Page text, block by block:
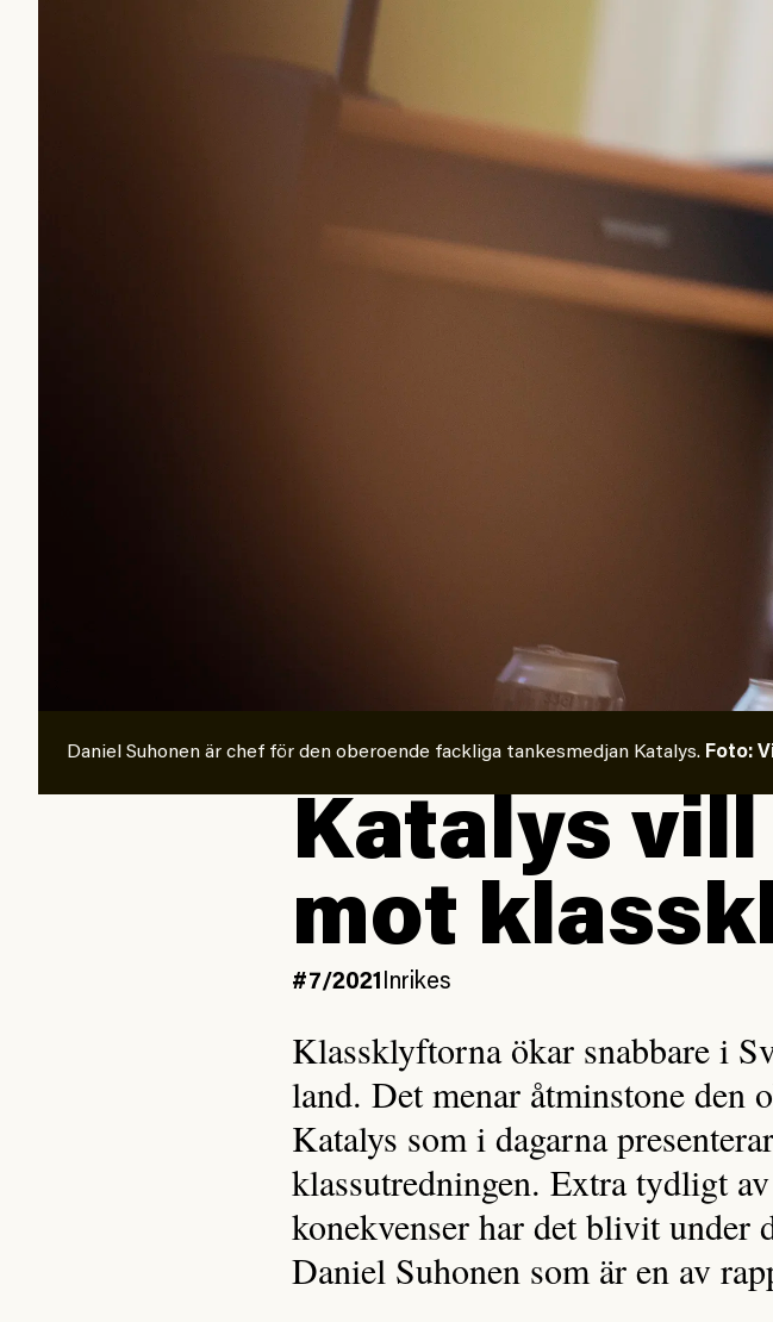
Daniel Suhonen är chef för den oberoende fackliga tankesmedjan Katalys. Foto:
Katalys
mot
#7/2021 Inrikes
Klassklyftorna ökar snabbare i
land. Det menar åtminstone den
Katalys som i dagarna
klassutredningen. Extra tydligt
konekvenser har det blivit under
Daniel Suhonen som är en av